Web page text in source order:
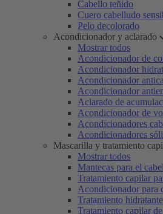
Cabello teñido
Cuero cabelludo
Pelo decolorado
Acondicionador y aclarado
Mostrar todos
Acondicionador de
Acondicionador
Acondicionador
Acondicionador
Aclarado de
Acondicionador de
Acondicionadores
Acondicionadores
Mascarilla y tratamiento
Mostrar todos
Mantecas para el
Tratamiento capilar
Acondicionador para
Tratamiento
Tratamiento capilar